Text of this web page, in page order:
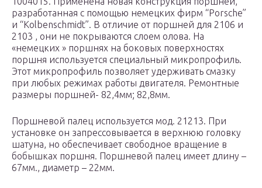
разработанная с помощью немецких фирм “Porsche”
и “Kolbenschmidt”. В отличие от поршней для 2106 и
2103 , они не покрываются слоем олова. На
«немецких » поршнях на боковых поверхностях
поршня используется специальный микропрофиль.
Этот микропрофиль позволяет удерживать смазку
при любых режимах работы двигателя. Ремонтные
размеры поршней- 82,4мм; 82,8мм.
Поршневой палец используется мод. 21213. При
установке он запрессовывается в верхнюю головку
шатуна, но обеспечивает свободное вращение в
бобышках поршня. Поршневой палец имеет длину –
67мм., диаметр – 22мм.